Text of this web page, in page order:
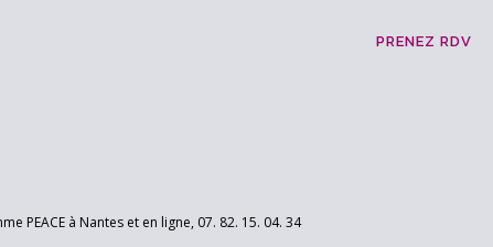
PEACE à Nantes et en ligne, 07. 82. 15. 04. 34
PRENEZ RDV